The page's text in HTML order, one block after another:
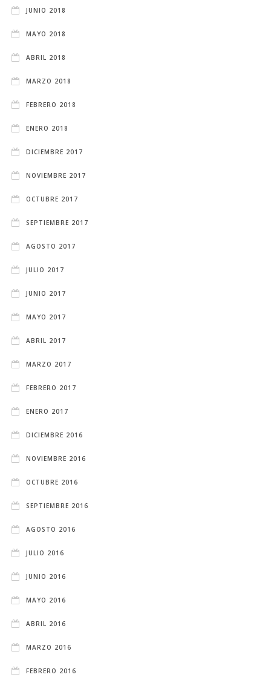
JUNIO 2018
MAYO 2018
ABRIL 2018
MARZO 2018
FEBRERO 2018
ENERO 2018
DICIEMBRE 2017
NOVIEMBRE 2017
OCTUBRE 2017
SEPTIEMBRE 2017
AGOSTO 2017
JULIO 2017
JUNIO 2017
MAYO 2017
ABRIL 2017
MARZO 2017
FEBRERO 2017
ENERO 2017
DICIEMBRE 2016
NOVIEMBRE 2016
OCTUBRE 2016
SEPTIEMBRE 2016
AGOSTO 2016
JULIO 2016
JUNIO 2016
MAYO 2016
ABRIL 2016
MARZO 2016
FEBRERO 2016